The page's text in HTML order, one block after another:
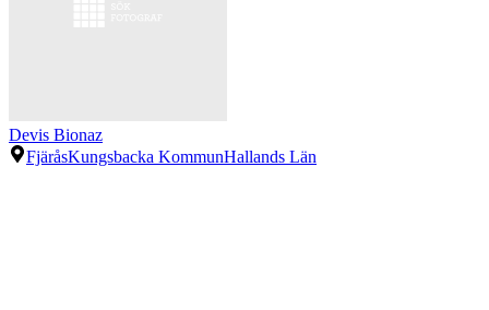
Devis Bionaz
FjäråsKungsbacka KommunHallands Län